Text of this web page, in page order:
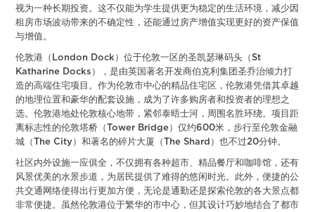
视为一种长期投资。这不仅能为学生提供更为稳定的生活环境，减少因
租房市场波动带来的不确定性，还能通过房产增值实现更好的资产保值
与增值。
伦敦港（London Dock）位于伦敦一区的圣凯瑟琳码头（St
Katharine Docks），是由英国著名开发商伯克利集团圣乔治倾力打
造的高端住宅项目。作为伦敦市中心的精品住宅区，伦敦港凭借其卓越
的地理位置和豪华的配套设施，成为了许多购房者和投资者的理想之
选。伦敦港地处伦敦核心地带，紧邻泰晤士河，周围名胜环绕。项目距
离标志性的伦敦塔桥（Tower Bridge）仅约600米，步行至伦敦金融
城（The City）和著名的碎片大厦（The Shard）也不过20分钟。
社区内外设施一应俱全，不仅拥有各种超市、精品餐厅和咖啡馆，还有
风景优美的水景步道，为居民提供了难得的悠闲时光。此外，便捷的公
共交通网络使得出行更加方便，无论是通勤还是探索伦敦的各大景点都
非常便捷。虽然伦敦港位于繁华的市中心，但其设计巧妙地结合了都市